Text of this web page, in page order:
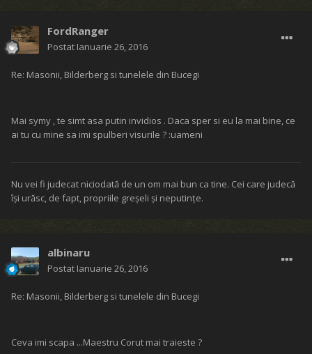
FordRanger
Postat Ianuarie 26, 2016
Re: Masonii, Bilderberg si tunelele din Bucegi
Mai symy , te simt asa putin invidios . Daca sper si eu la mai bine, ce
ai tu cu mine sa imi spulberi visurile ? :uameni
Nu vei fi judecat niciodată de un om mai bun ca tine. Cei care judecă
îşi urăsc, de fapt, propriile greşeli şi neputinţe.
albinaru
Postat Ianuarie 26, 2016
Re: Masonii, Bilderberg si tunelele din Bucegi
Ceva imi scapa ...Maestru Corut mai traieste ?